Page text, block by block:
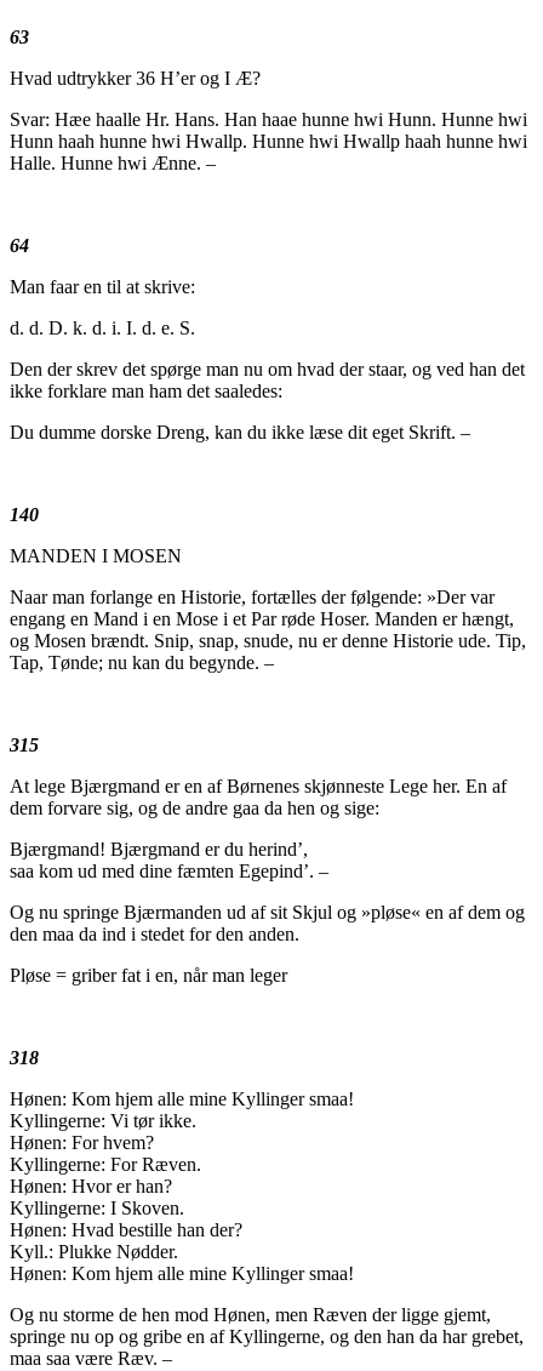
63
Hvad udtrykker 36 H’er og I Æ?
Svar: Hæe haalle Hr. Hans. Han haae hunne hwi Hunn. Hunne hwi
Hunn haah hunne hwi Hwallp. Hunne hwi Hwallp haah hunne hwi
Halle. Hunne hwi Ænne. –
64
Man faar en til at skrive:
d. d. D. k. d. i. I. d. e. S.
Den der skrev det spørge man nu om hvad der staar, og ved han det
ikke forklare man ham det saaledes:
Du dumme dorske Dreng, kan du ikke læse dit eget Skrift. –
140
MANDEN I MOSEN
Naar man forlange en Historie, fortælles der følgende: »Der var
engang en Mand i en Mose i et Par røde Hoser. Manden er hængt,
og Mosen brændt. Snip, snap, snude, nu er denne Historie ude. Tip,
Tap, Tønde; nu kan du begynde. –
315
At lege Bjærgmand er en af Børnenes skjønneste Lege her. En af
dem forvare sig, og de andre gaa da hen og sige:
Bjærgmand! Bjærgmand er du herind’,
saa kom ud med dine fæmten Egepind’. –
Og nu springe Bjærmanden ud af sit Skjul og »pløse« en af dem og
den maa da ind i stedet for den anden.
Pløse = griber fat i en, når man leger
318
Hønen: Kom hjem alle mine Kyllinger smaa!
Kyllingerne: Vi tør ikke.
Hønen: For hvem?
Kyllingerne: For Ræven.
Hønen: Hvor er han?
Kyllingerne: I Skoven.
Hønen: Hvad bestille han der?
Kyll.: Plukke Nødder.
Hønen: Kom hjem alle mine Kyllinger smaa!
Og nu storme de hen mod Hønen, men Ræven der ligge gjemt,
springe nu op og gribe en af Kyllingerne, og den han da har grebet,
maa saa være Ræv. –